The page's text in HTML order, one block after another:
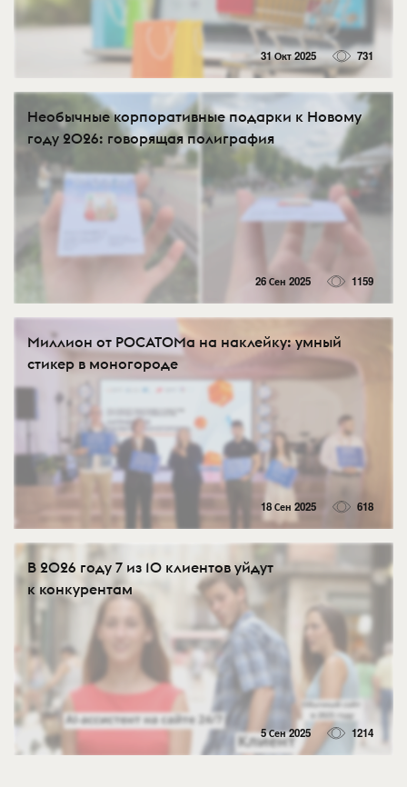
31 Окт 2025 731
Hеобычные корпоративные подарки к Новому
году 2026: говорящая полиграфия
26 Сен 2025 1159
Миллион от РОСАТОМа на наклейку: умный
стикер в моногороде
18 Сен 2025 618
В 2026 году 7 из 10 клиентов уйдут
к конкурентам
5 Сен 2025 1214